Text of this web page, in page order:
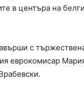
в центъра на
с
еврокомисар